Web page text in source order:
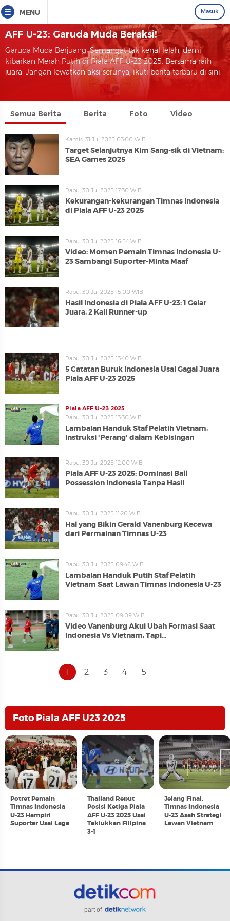
MENU Masuk
AFF U-23: Garuda Muda Beraksi!
Garuda Muda Berjuang! Semangat tak kenal lelah, demi
kibarkan Merah Putih di Piala AFF U-23 2025. Bersama raih
juara! Jangan lewatkan aksi serunya, ikuti berita terbaru di sini.
Semua Berita Berita Foto Video
Kamis, 31 Jul 2025 03:00 WIB
Target Selanjutnya Kim Sang-sik di Vietnam:
SEA Games 2025
Rabu, 30 Jul 2025 17:30 WIB
Kekurangan-kekurangan Timnas Indonesia
di Piala AFF U-23 2025
Rabu, 30 Jul 2025 16:54 WIB
Video: Momen Pemain Timnas Indonesia U-
23 Sambangi Suporter-Minta Maaf
Rabu, 30 Jul 2025 15:00 WIB
Hasil Indonesia di Piala AFF U-23: 1 Gelar
Juara, 2 Kali Runner-up
Rabu, 30 Jul 2025 13:40 WIB
5 Catatan Buruk Indonesia Usai Gagal Juara
Piala AFF U-23 2025
Piala AFF U-23 2025
Rabu, 30 Jul 2025 13:30 WIB
Lambaian Handuk Staf Pelatih Vietnam,
Instruksi 'Perang' dalam Kebisingan
Rabu, 30 Jul 2025 12:00 WIB
Piala AFF U-23 2025: Dominasi Ball
Possession Indonesia Tanpa Hasil
Rabu, 30 Jul 2025 11:20 WIB
Hal yang Bikin Gerald Vanenburg Kecewa
dari Permainan Timnas U-23
Rabu, 30 Jul 2025 09:46 WIB
Lambaian Handuk Putih Staf Pelatih
Vietnam Saat Lawan Timnas Indonesia U-23
Rabu, 30 Jul 2025 09:09 WIB
Video Vanenburg Akui Ubah Formasi Saat
Indonesia Vs Vietnam, Tapi...
1 2 3 4 5
Foto Piala AFF U23 2025
Potret Pemain
Timnas Indonesia
U-23 Hampiri
Suporter Usai Laga
Thailand Rebut
Posisi Ketiga Piala
AFF U-23 2025 Usai
Taklukkan Filipina
3-1
Jelang Final,
Timnas Indonesia
U-23 Asah Strategi
Lawan Vietnam
part of